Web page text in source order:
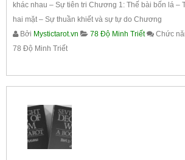
khác nhau – Sự tiên tri Chương 1: Thế bài bốn lá –
hai mặt – Sự thuần khiết và sự tự do Chương
Bởi Mystictarot.vn 78 Độ Minh Triết Chức
78 Độ Minh Triết